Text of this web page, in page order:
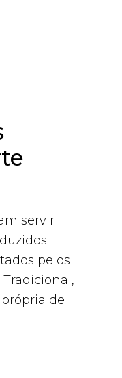
servir
pelos
de